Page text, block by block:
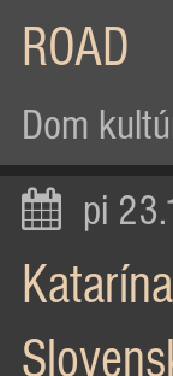
ROAD
Dom
pi